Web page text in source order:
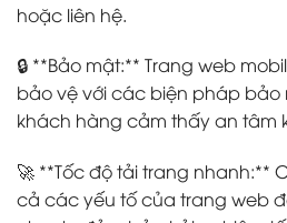
hoặc liên hệ.
🔒 **Bảo mật:** Trang web
bảo vệ với các biện pháp bảo
khách hàng cảm thấy an tâm
🚀 **Tốc độ tải trang nhanh:**
cả các yếu tố của trang web